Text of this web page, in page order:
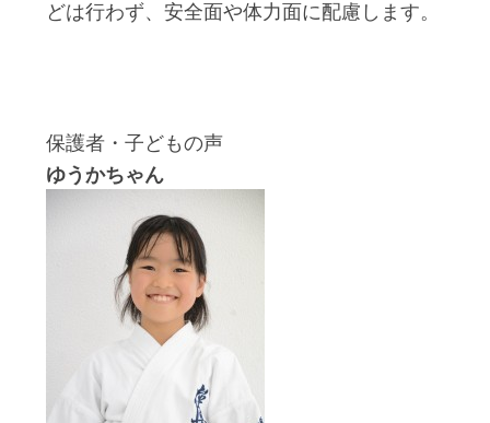
どは行わず、安全面や体力面に配慮します。
保護者・子どもの声
ゆうかちゃん